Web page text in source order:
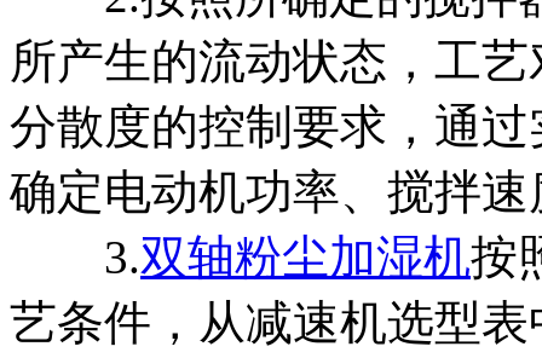
所产生的流动状态，工
分散度的控制要求，通
确定电动机功率、搅拌
3.双轴粉尘加湿机按
艺条件，从减速机选型